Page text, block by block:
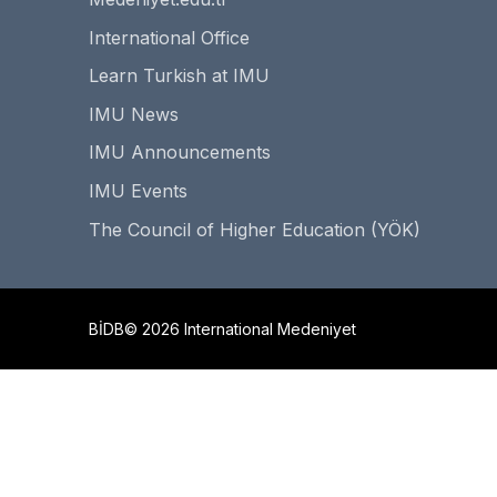
International Office
Learn Turkish at IMU
IMU News
IMU Announcements
IMU Events
The Council of Higher Education (YÖK)
BİDB© 2026 International Medeniyet